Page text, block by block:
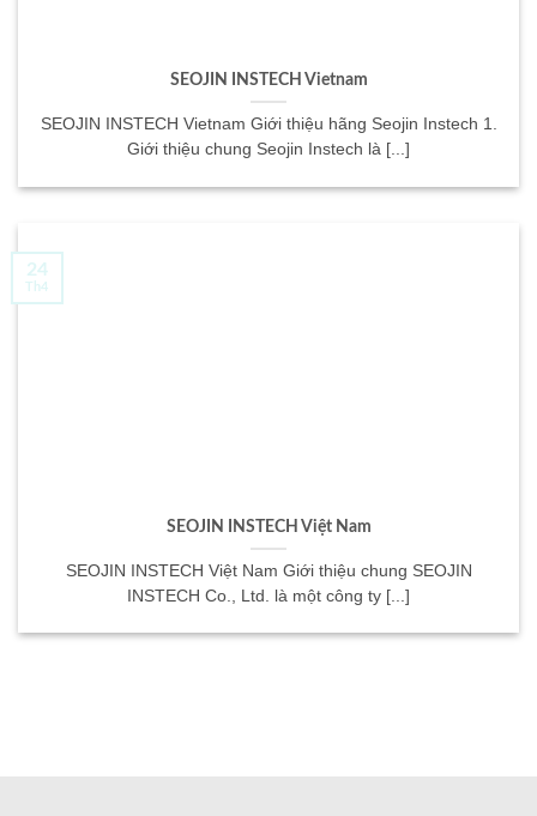
SEOJIN INSTECH Vietnam
SEOJIN INSTECH Vietnam Giới thiệu hãng Seojin Instech 1.
Giới thiệu chung Seojin Instech là [...]
SEOJIN INSTECH Việt Nam
SEOJIN INSTECH Việt Nam Giới thiệu chung SEOJIN
INSTECH Co., Ltd. là một công ty [...]
24
Th4